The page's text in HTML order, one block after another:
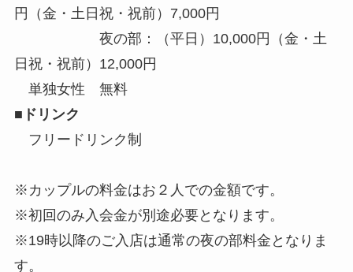
円（金・土日祝・祝前）7,000円
夜の部：（平日）10,000円（金・土
日祝・祝前）12,000円
単独女性 無料
■ドリンク
フリードリンク制
※カップルの料金はお２人での金額です。
※初回のみ入会金が別途必要となります。
※19時以降のご入店は通常の夜の部料金となりま
す。